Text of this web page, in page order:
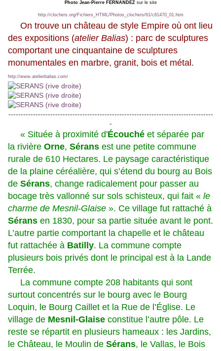
Photo Jean-Pierre FERNANDEZsur le site
http://clochers.org/Fichiers_HTML/Photos_clochers/61/c61470_01.htm
On trouve un château de style Empire où ont lieu
des expositions (atelier Balias) : parc de sculptures
comportant une cinquantaine de sculptures
monumentales en marbre, granit, bois et métal.
http://www.atelierbalias.com/
-----------------------------------------------------------------------------------
-
« Située à proximité d'Écouché et séparée par
la rivière Orne, Sérans est une petite commune
rurale de 610 Hectares. Le paysage caractéristique
de la plaine céréalière, qui s’étend du bourg au Bois
de Sérans, change radicalement pour passer au
bocage très vallonné sur sols schisteux, qui fait « le
charme de Mesnil-Glaise ». Ce village fut rattaché à
Sérans en 1830, pour sa partie située avant le pont.
L’autre partie comportant la chapelle et le château
fut rattachée à Batilly. La commune compte
plusieurs bois privés dont le principal est à la Lande
Terrée.
La commune compte 208 habitants qui sont
surtout concentrés sur le bourg avec le Bourg
Loquin, le Bourg Caillet et la Rue de l’Église. Le
village de Mesnil-Glaise constitue l’autre pôle. Le
reste se répartit en plusieurs hameaux : les Jardins,
le Château, le Moulin de Sérans, le Vallas, le Bois